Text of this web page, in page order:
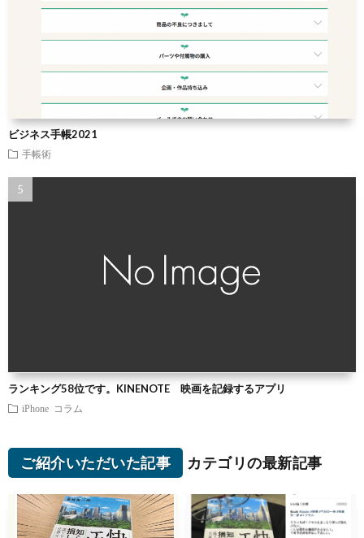
ビジネス手帳2021
手帳術
ランキング58位です。KINENOTE 映画を記録するアプリ
iPhone コラム
ご紹介いただいた記事 カテゴリの最新記事